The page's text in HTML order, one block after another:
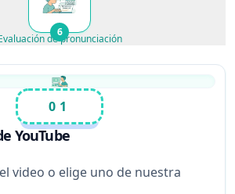
6
de pronunciación
01
YouTube
video o elige uno de nuestra